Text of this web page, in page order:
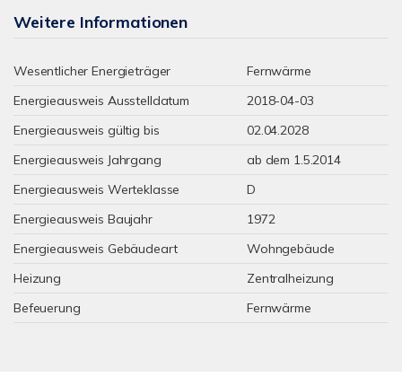
Weitere Informationen
Wesentlicher Energieträger
Fernwärme
Energieausweis Ausstelldatum
2018-04-03
Energieausweis gültig bis
02.04.2028
Energieausweis Jahrgang
ab dem 1.5.2014
Energieausweis Werteklasse
D
Energieausweis Baujahr
1972
Energieausweis Gebäudeart
Wohngebäude
Heizung
Zentralheizung
Befeuerung
Fernwärme